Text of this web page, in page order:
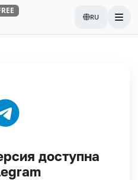
RU
доступна